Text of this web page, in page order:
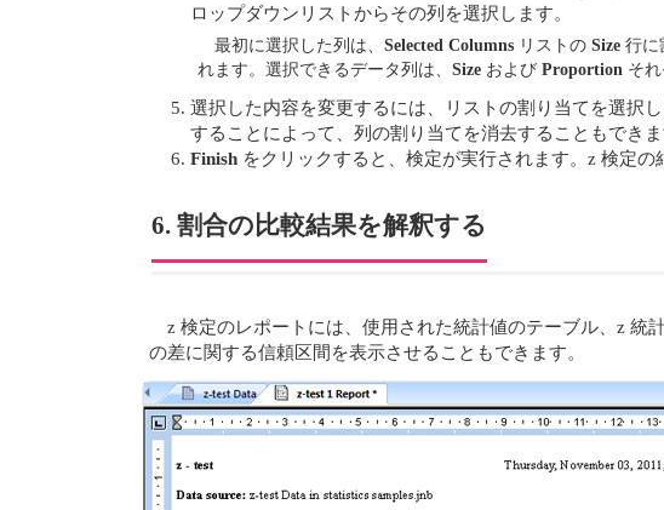
ロップダウンリストからその列を選択します。
最初に選択した列は、Selected Columns リストのSize 行に
れます。選択できるデータ列は、 Sizeおよび Proportion そ
選択した内容を変更するには、リストの割り当てを選択
することによって、列の割り当てを消去することもできま
Finish をクリックすると、検定が実行されます。z 検定
6. 割合の比較結果を解釈する
z 検定のレポートには、使用された統計値のテーブル、z 統
の差に関する信頼区間を表示させることもできます。